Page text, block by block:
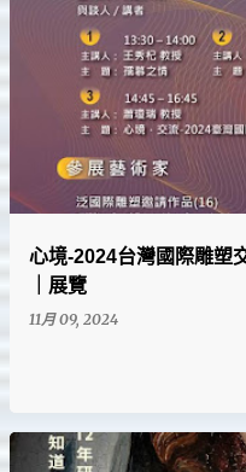
心境-2024台灣國際雕塑
｜展覽
11月 09, 2024